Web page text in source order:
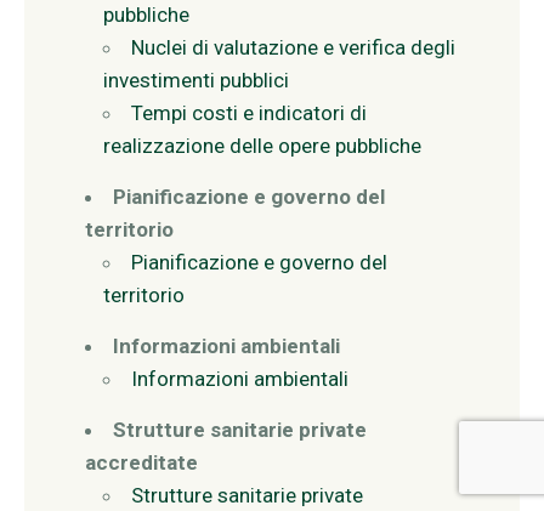
pubbliche
Nuclei di valutazione e verifica degli
investimenti pubblici
Tempi costi e indicatori di
realizzazione delle opere pubbliche
Pianificazione e governo del
territorio
Pianificazione e governo del
territorio
Informazioni ambientali
Informazioni ambientali
Strutture sanitarie private
accreditate
Strutture sanitarie private